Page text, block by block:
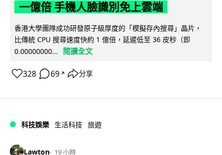
一億倍 手機人臉識別免上雲端
香港大學團隊成功研發原子級厚度的「模擬存內搜尋」晶片，
比傳統 CPU 搜尋速度快約 1 億倍，延遲低至 36 皮秒（即
0.00000000...
閱讀全文
328 69 ↗ 分享
科技娛樂 生活科技 旅遊
Lawton 19 小時